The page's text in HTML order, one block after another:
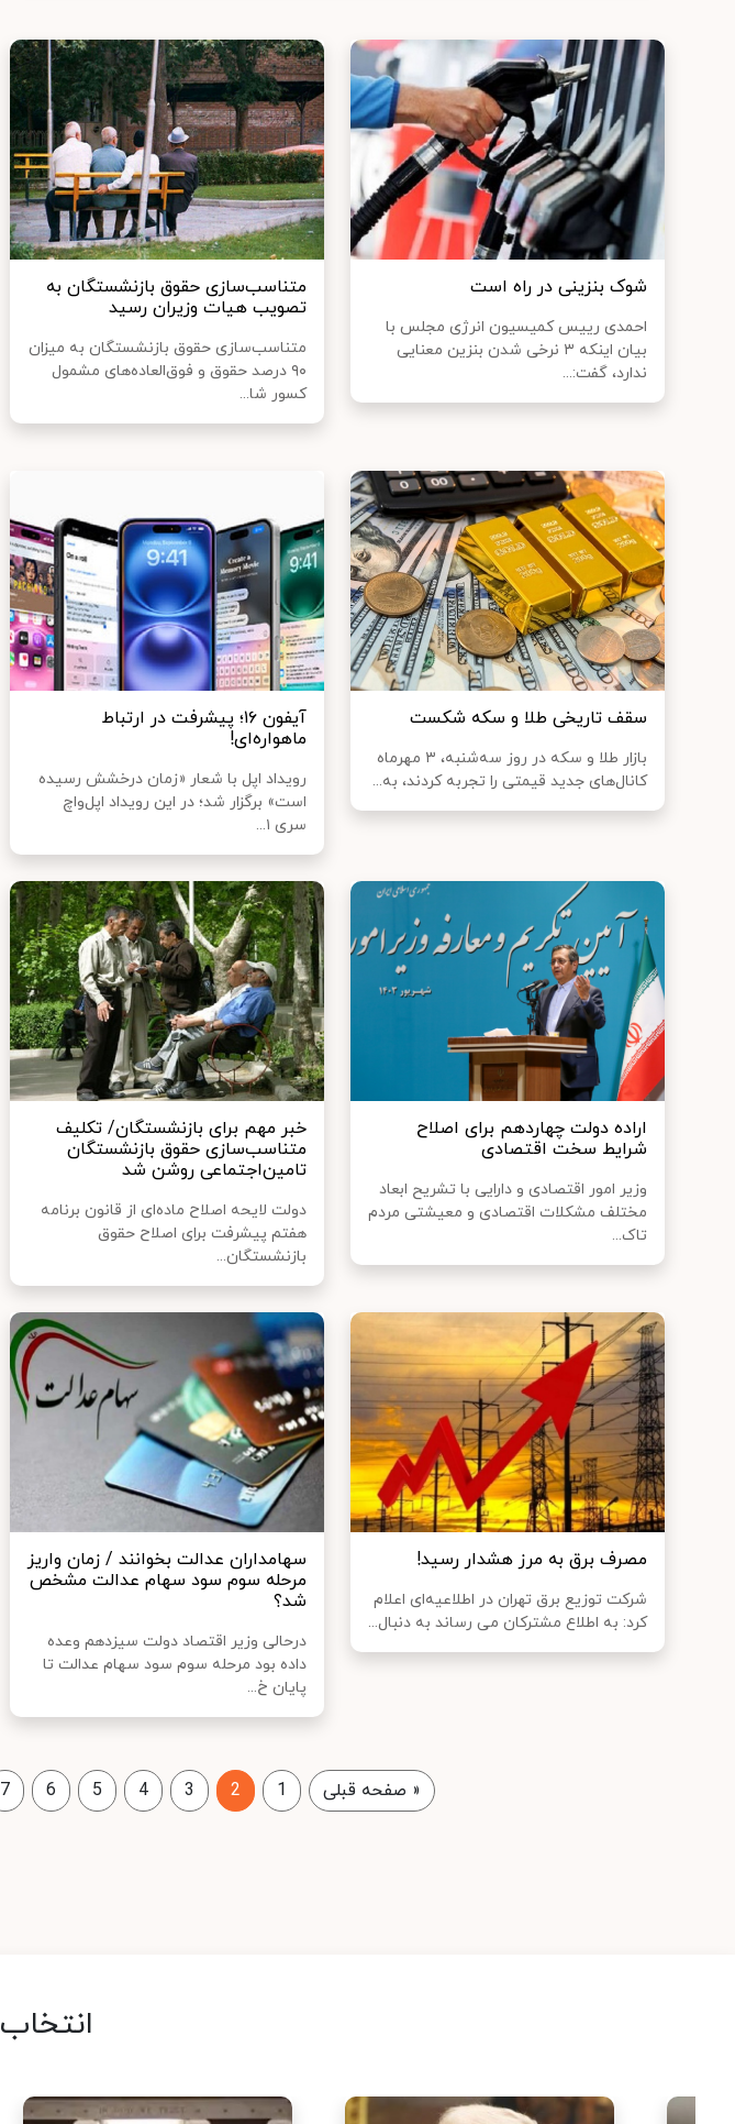
شوک بنزینی در راه است
احمدی رییس کمیسیون انرژی مجلس با
بیان اینکه ۳ نرخی شدن بنزین معنایی
ندارد، گفت:...
متناسب‌سازی حقوق بازنشستگان به
تصویب هیات وزیران رسید
متناسب‌سازی حقوق بازنشستگان به میزان
۹۰ درصد حقوق و فوق‌العاده‌های مشمول
کسور شا...
سقف تاریخی طلا و سکه شکست
بازار طلا و سکه در روز سه‌شنبه، ۳ مهرماه
کانال‌های جدید قیمتی را تجربه کردند، به...
آیفون ۱۶؛ پیشرفت در ارتباط
ماهواره‌ای!
رویداد اپل با شعار «زمان درخشش رسیده
است» برگزار شد؛ در این رویداد اپل‌واچ
سری ۱...
اراده دولت چهاردهم برای اصلاح
شرایط سخت اقتصادی
وزیر امور اقتصادی و دارایی با تشریح ابعاد
مختلف مشکلات اقتصادی و معیشتی مردم
تاک...
خبر مهم برای بازنشستگان/ تکلیف
متناسب‌سازی حقوق بازنشستگان
تامین‌اجتماعی روشن شد
دولت لایحه اصلاح ماده‌ای از قانون برنامه
هفتم پیشرفت برای اصلاح حقوق
بازنشستگان...
مصرف برق به مرز هشدار رسید!
شرکت توزیع برق تهران در اطلاعیه‌ای اعلام
کرد: به اطلاع مشترکان می رساند به دنبال...
سهامداران عدالت بخوانند / زمان واریز
مرحله سوم سود سهام عدالت مشخص
شد؟
درحالی وزیر اقتصاد دولت سیزدهم وعده
داده بود مرحله سوم سود سهام عدالت تا
پایان خ...
« صفحه قبلی 1
2
3
4
5
6
7
انتخاب